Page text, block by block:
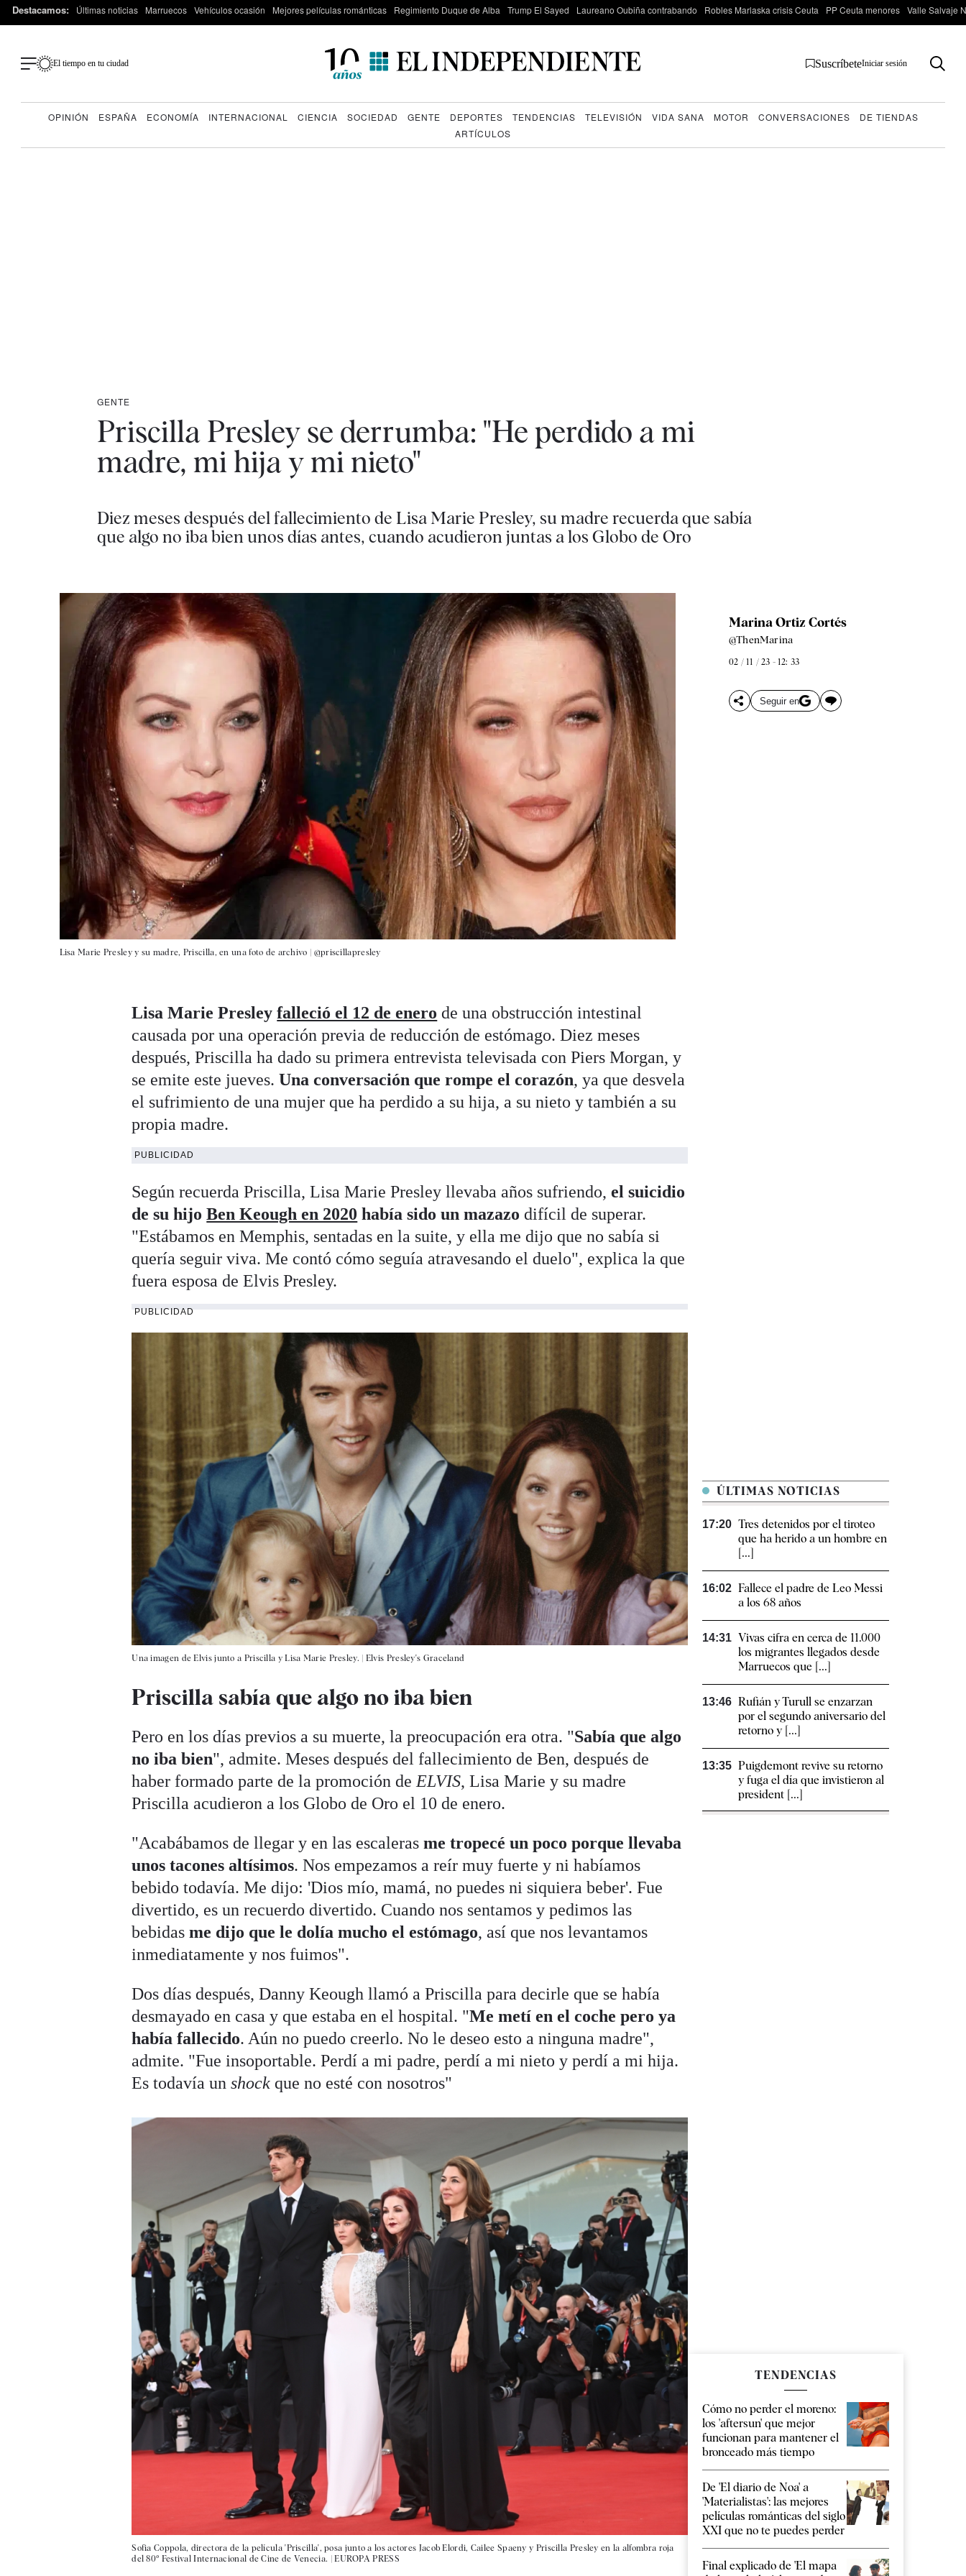
Destacamos: Últimas noticias Marruecos Vehículos ocasión Mejores películas románticas Regimiento Duque de Alba Trump El Sayed Laureano Oubiña contrabando Robles Marlaska crisis Ceuta PP Ceuta menores Valle Salvaje
El tiempo en tu ciudad SuscríbeteIniciar sesión
OPINIÓN ESPAÑA ECONOMÍA INTERNACIONAL CIENCIA SOCIEDAD GENTE DEPORTES TENDENCIAS TELEVISIÓN VIDA SANA MOTOR CONVERSACIONES
DE TIENDAS
ARTÍCULOS
GENTE
Priscilla Presley se derrumba: "He perdido a mi
madre, mi hija y mi nieto"
Diez meses después del fallecimiento de Lisa Marie Presley, su madre recuerda que sabía
que algo no iba bien unos días antes, cuando acudieron juntas a los Globo de Oro
Lisa Marie Presley y su madre, Priscilla, en una foto de archivo | @priscillapresley
Marina Ortiz Cortés
@ThenMarina
02 / 11 / 23 - 12: 33
Seguir en
Lisa Marie Presleyfalleció el 12 de enero de una obstrucción intestinal
causada por una operación previa de reducción de estómago. Diez meses
después, Priscilla ha dado su primera entrevista televisada con Piers Morgan, y
se emite este jueves.Una conversación que rompe el corazón, ya que desvela
el sufrimiento de una mujer que ha perdido a su hija, a su nieto y también a su
propia madre.
PUBLICIDAD
Según recuerda Priscilla, Lisa Marie Presley llevaba años sufriendo,el suicidio
de su hijoBen Keough en 2020 había sido un mazazo difícil de superar.
"Estábamos en Memphis, sentadas en la suite, y ella me dijo que no sabía si
quería seguir viva. Me contó cómo seguía atravesando el duelo", explica la que
fuera esposa de Elvis Presley.
PUBLICIDAD
Una imagen de Elvis junto a Priscilla y Lisa Marie Presley. | Elvis Presley's Graceland
Priscilla sabía que algo no iba bien
Pero en los días previos a su muerte, la preocupación era otra. "Sabía que algo
no iba bien", admite. Meses después del fallecimiento de Ben, después de
haber formado parte de la promoción deELVIS, Lisa Marie y su madre
Priscilla acudieron a los Globo de Oro el 10 de enero.
"Acabábamos de llegar y en las escalerasme tropecé un poco porque llevaba
unos tacones altísimos. Nos empezamos a reír muy fuerte y ni habíamos
bebido todavía. Me dijo: 'Dios mío, mamá, no puedes ni siquiera beber'. Fue
divertido, es un recuerdo divertido. Cuando nos sentamos y pedimos las
bebidas me dijo que le dolía mucho el estómago, así que nos levantamos
inmediatamente y nos fuimos".
Dos días después, Danny Keough llamó a Priscilla para decirle que se había
desmayado en casa y que estaba en el hospital. "Me metí en el coche pero ya
había fallecido. Aún no puedo creerlo. No le deseo esto a ninguna madre",
admite. "Fue insoportable. Perdí a mi padre, perdí a mi nieto y perdí a mi hija.
Es todavía unshockque no esté con nosotros"
Sofia Coppola, directora de la película 'Priscilla', posa junto a los actores Jacob Elordi, Cailee Spaeny y Priscilla Presley en la alfombra roja
del 80º Festival Internacional de Cine de Venecia. |EUROPA PRESS
ÚLTIMAS NOTICIAS
17:20 Tres detenidos por el tiroteo
que ha herido a un hombre en
[...]
16:02 Fallece el padre de Leo Messi
a los 68 años
14:31 Vivas cifra en cerca de 11.000
los migrantes llegados desde
Marruecos que [...]
13:46 Rufián y Turull se enzarzan
por el segundo aniversario del
retorno y [...]
13:35 Puigdemont revive su retorno
y fuga el día que invistieron al
president [...]
TENDENCIAS
Cómo no perder el moreno:
los 'aftersun' que mejor
funcionan para mantener el
bronceado más tiempo
De 'El diario de Noa' a
'Materialistas': las mejores
películas románticas del siglo
XXI que no te puedes perder
Final explicado de 'El mapa